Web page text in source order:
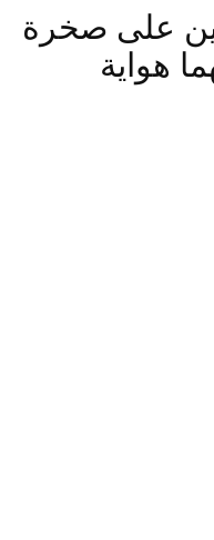
على صخرة
هواية